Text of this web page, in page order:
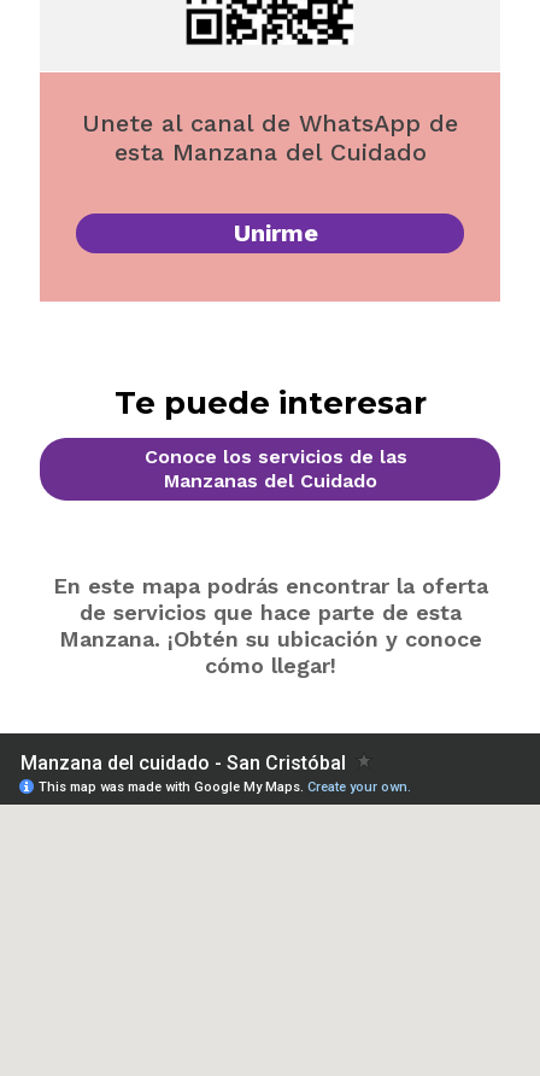
Unete al canal de WhatsApp de
esta Manzana del Cuidado
Unirme
Te puede interesar
Conoce los servicios de las
Manzanas del Cuidado
En este mapa podrás encontrar la oferta
de servicios que hace parte de esta
Manzana. ¡Obtén su ubicación y conoce
cómo llegar!